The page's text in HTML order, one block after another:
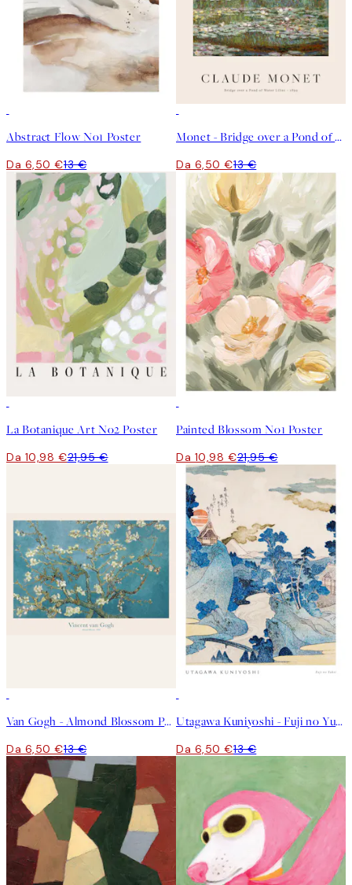
Abstract Flow No1 Poster
Da 6,50 €13 €
Monet - Bridge over a Pond of Water Lilies Poster
Da 6,50 €13 €
La Botanique Art No2 Poster
Da 10,98 €21,95 €
Painted Blossom No1 Poster
Da 10,98 €21,95 €
Van Gogh - Almond Blossom Poster
Da 6,50 €13 €
Utagawa Kuniyoshi - Fuji no Yukei Poster
Da 6,50 €13 €